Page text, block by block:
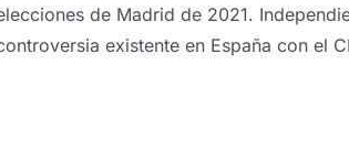
de Madrid de 2021.
existente en España con el